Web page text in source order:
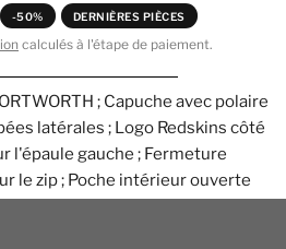
-50% DERNIÈRES PIÈCES
calculés à l'étape de paiement.
; Capuche avec polaire
latérales ; Logo Redskins côté
l'épaule gauche ; Fermeture
le zip ; Poche intérieur ouverte